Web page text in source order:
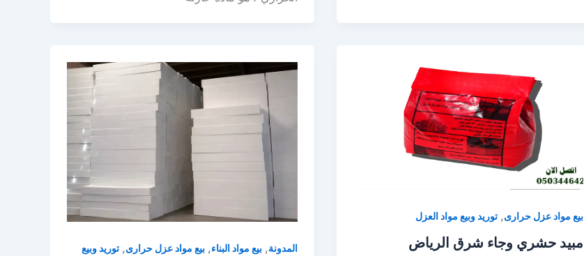
بيع مواد عزل حرارى, توريد وبيع مواد العزل
مبيد حشري وجاء شرق الرياض المدونة,بيع مواد البناء,بيع مواد عزل حرارى,توريد وبيع